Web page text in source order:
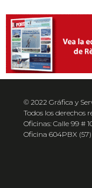
© 2022 Gráfica y
Todos los derechos
Oficinas: Calle 99 #
Oficina 604PBX